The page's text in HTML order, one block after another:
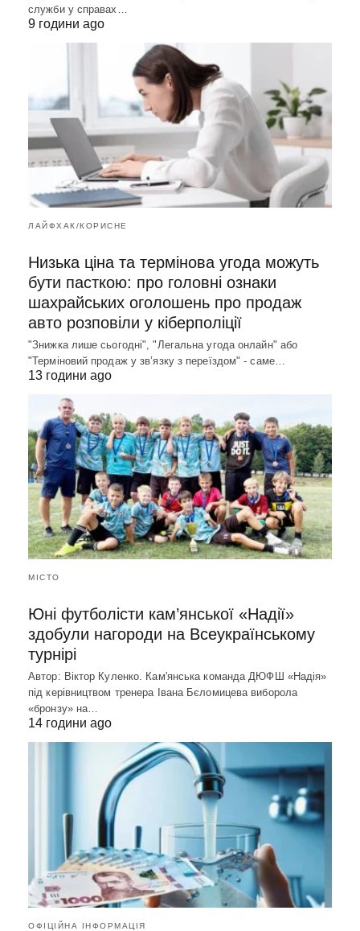
служби у справах…
9 години ago
ЛАЙФХАК/КОРИСНЕ
Низька ціна та термінова угода можуть
бути пасткою: про головні ознаки
шахрайських оголошень про продаж
авто розповіли у кіберполіції
"Знижка лише сьогодні", "Легальна угода онлайн" або
"Терміновий продаж у зв’язку з переїздом" - саме…
13 години ago
МІСТО
Юні футболісти кам’янської «Надії»
здобули нагороди на Всеукраїнському
турнірі
Автор: Віктор Куленко. Кам'янська команда ДЮФШ «Надія»
під керівництвом тренера Івана Бєломицева виборола
«бронзу» на…
14 години ago
ОФІЦІЙНА ІНФОРМАЦІЯ